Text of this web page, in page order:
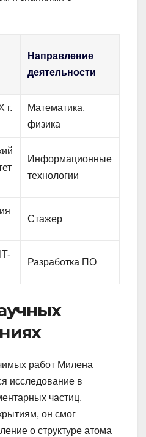
Направление
деятельности
г.
Математика,
физика
Информационные
технологии
Стажер
Разработка ПО
работ Милена
исследование в
частиц.
он смог
о структуре атома